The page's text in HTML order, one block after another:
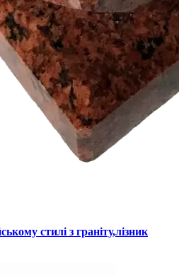
стилі з граніту,лізник